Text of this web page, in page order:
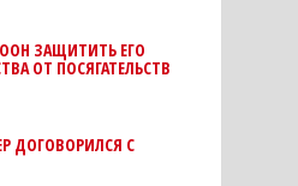
ЗАЩИТИТЬ ЕГО
ОТ ПОСЯГАТЕЛЬСТВ
ДОГОВОРИЛСЯ С